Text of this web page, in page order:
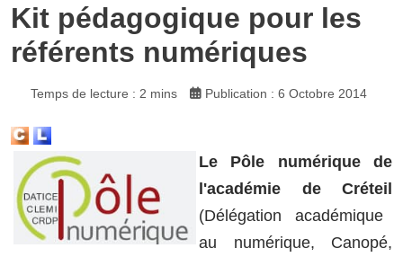
Kit pédagogique pour les
référents numériques
Temps de lecture : 2 mins Publication : 6 Octobre 2014
​Le Pôle numérique de
l'académie de Créteil
(Délégation académique
au numérique, Canopé,